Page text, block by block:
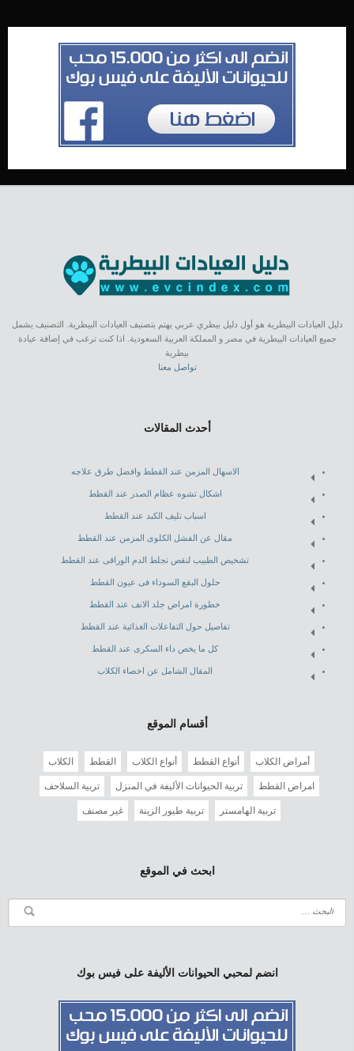
دليل العيادات البيطرية هو أول دليل بيطري عربي يهتم بتصنيف العيادات البيطرية. التصنيف يشمل
جميع العيادات البيطرية في مصر و المملكة العربية السعودية. اذا كنت ترغب في إضافة عيادة
بيطرية
تواصل معنا
أحدث المقالات
الاسهال المزمن عند القطط وافضل طرق علاجه
اشكال تشوه عظام الصدر عند القطط
اسباب تليف الكبد عند القطط
مقال عن الفشل الكلوى المزمن عند القطط
تشخيص الطبيب لنقص تجلط الدم الوراقى عند القطط
حلول البقع السوداء فى عيون القطط
خطورة امراض جلد الانف عند القطط
تفاصيل حول التفاعلات الغذائية عند القطط
كل ما يخص داء السكرى عند القطط
المقال الشامل عن اخصاء الكلاب
أقسام الموقع
أمراض الكلاب أنواع القطط أنواع الكلاب القطط الكلاب
امراض القطط تربية الحيوانات الأليفة في المنزل تربية السلاحف
تربية الهامستر تربية طيور الزينة غير مصنف
ابحث في الموقع
انضم لمحبي الحيوانات الأليفة على فيس بوك